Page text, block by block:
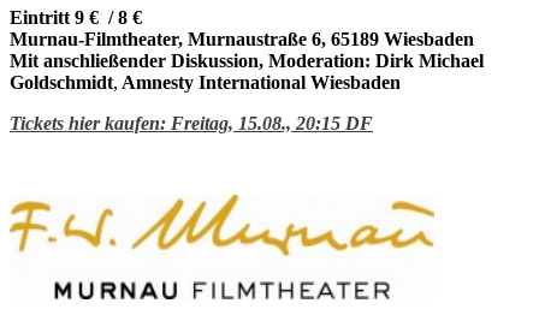
Eintritt 9 € / 8 €
Murnau-Filmtheater, Murnaustraße 6, 65189 Wiesbaden
Mit anschließender Diskussion, Moderation: Dirk Michael
Goldschmidt, Amnesty International Wiesbaden
Tickets hier kaufen: Freitag, 15.08., 20:15 DF